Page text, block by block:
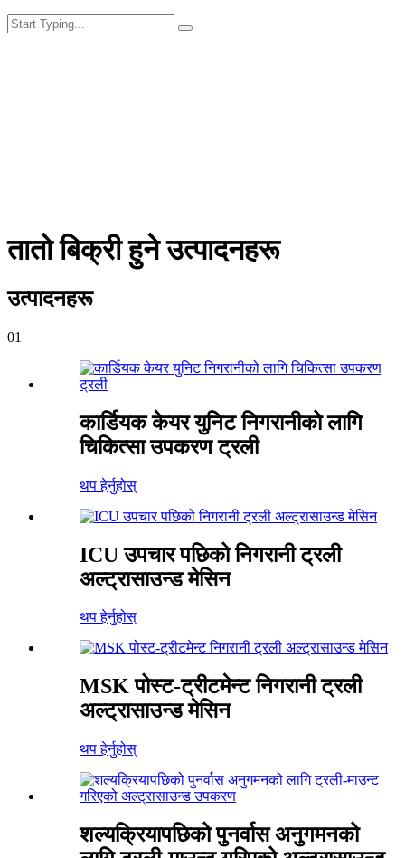
तातो बिक्री हुने उत्पादनहरू
उत्पादनहरू
01
कार्डियक केयर युनिट निगरानीको लागि
चिकित्सा उपकरण ट्रली
थप हेर्नुहोस्
ICU उपचार पछिको निगरानी ट्रली
अल्ट्रासाउन्ड मेसिन
थप हेर्नुहोस्
MSK पोस्ट-ट्रीटमेन्ट निगरानी ट्रली
अल्ट्रासाउन्ड मेसिन
थप हेर्नुहोस्
शल्यक्रियापछिको पुनर्वास अनुगमनको